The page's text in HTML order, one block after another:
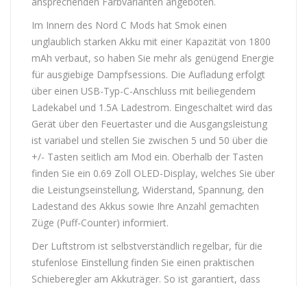
Im Innern des Nord C Mods hat Smok einen
unglaublich starken Akku mit einer Kapazität von 1800
mAh verbaut, so haben Sie mehr als genügend Energie
für ausgiebige Dampfsessions. Die Aufladung erfolgt
über einen USB-Typ-C-Anschluss mit beiliegendem
Ladekabel und 1.5A Ladestrom. Eingeschaltet wird das
Gerät über den Feuertaster und die Ausgangsleistung
ist variabel und stellen Sie zwischen 5 und 50 über die
+/- Tasten seitlich am Mod ein. Oberhalb der Tasten
finden Sie ein 0.69 Zoll OLED-Display, welches Sie über
die Leistungseinstellung, Widerstand, Spannung, den
Ladestand des Akkus sowie Ihre Anzahl gemachten
Züge (Puff-Counter) informiert.
Der Luftstrom ist selbstverständlich regelbar, für die
stufenlose Einstellung finden Sie einen praktischen
Schieberegler am Akkuträger. So ist garantiert, dass